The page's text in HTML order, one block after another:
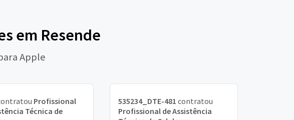
em Resende
Apple
Profissional
Técnica de
535234_DTE-481 contratou
Profissional de Assistência